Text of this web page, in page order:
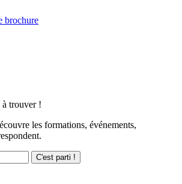
brochure
à trouver !
les formations, événements,
C'est parti !